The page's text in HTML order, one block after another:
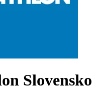
Slovensko